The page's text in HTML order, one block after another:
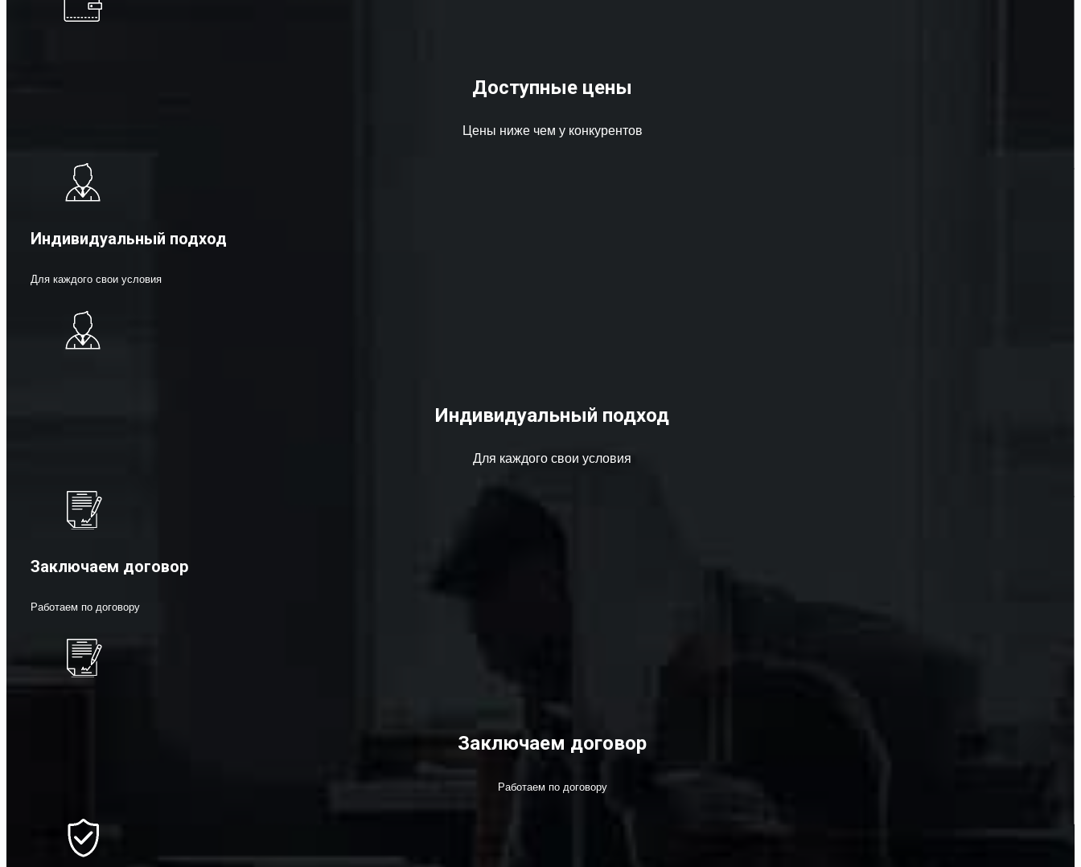
Доступные цены
Цены ниже чем у конкурентов
Индивидуальный подход
Для каждого свои условия
Индивидуальный подход
Для каждого свои условия
Заключаем договор
Работаем по договору
Заключаем договор
Работаем по договору